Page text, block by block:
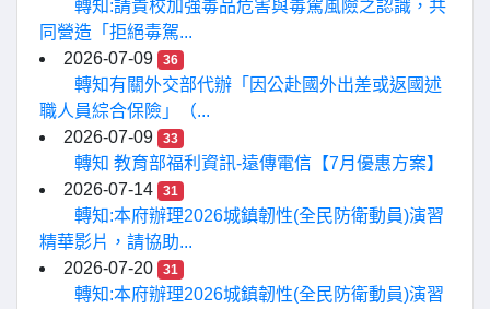
轉知:請貴校加強毒品危害與毒駕風險之認識，共
同營造「拒絕毒駕...
2026-07-09
36
轉知有關外交部代辦「因公赴國外出差或返國述
職人員綜合保險」（...
2026-07-09
33
轉知 教育部福利資訊-遠傳電信【7月優惠方案】
2026-07-14
31
轉知:本府辦理2026城鎮韌性(全民防衛動員)演習
精華影片，請協助...
2026-07-20
31
轉知:本府辦理2026城鎮韌性(全民防衛動員)演習